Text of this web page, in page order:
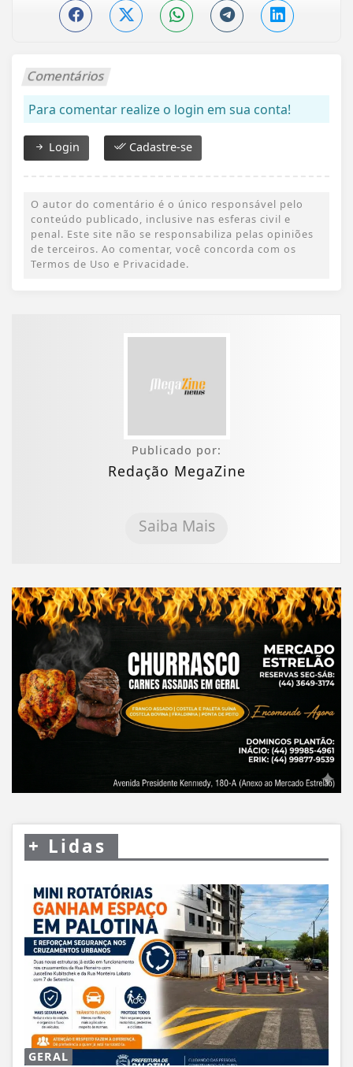
Comentários
Para comentar realize o login em sua conta!
Login Cadastre-se
O autor do comentário é o único responsável pelo
conteúdo publicado, inclusive nas esferas civil e
penal. Este site não se responsabiliza pelas opiniões
de terceiros. Ao comentar, você concorda com os
Termos de Uso e Privacidade.
Publicado por:
Redação MegaZine
Saiba Mais
+ Lidas
GERAL